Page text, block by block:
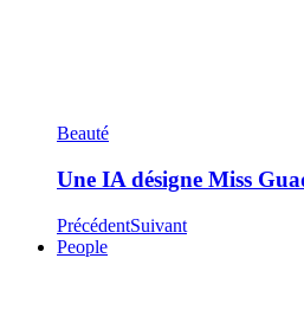
Beauté
Une IA désigne Miss
PrécédentSuivant
People